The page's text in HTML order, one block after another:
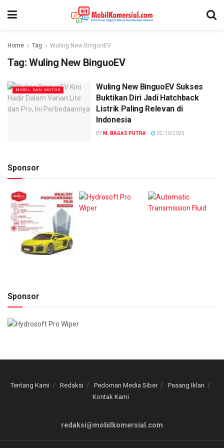
Home Tag Wuling New BinguoEV
Tag: Wuling New BinguoEV
MOBIL DAN MOTOR
Wuling New BinguoEV Sukses
Buktikan Diri Jadi Hatchback
Listrik Paling Relevan di
Indonesia
BY M. BAGAS PUTRA 02/10/2025
Sponsor
Sponsor
Tentang Kami Redaksi Pedoman Media Siber
Pasang Iklan
Kontak Kami
redaksi@mobilkomersial.com